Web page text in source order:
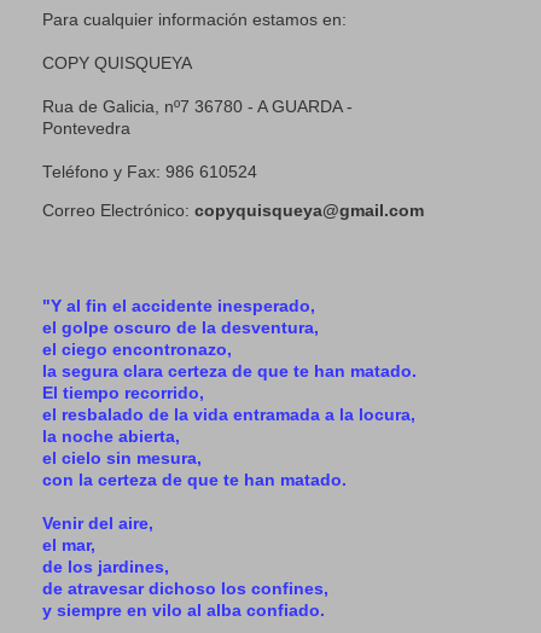
Para cualquier información estamos en:
COPY QUISQUEYA
Rua de Galicia, nº7 36780 - A GUARDA -
Pontevedra
Teléfono y Fax: 986 610524
Correo Electrónico: copyquisqueya@gmail.com
"Y al fin el accidente inesperado,
el golpe oscuro de la desventura,
el ciego encontronazo,
la segura clara certeza de que te han matado.
El tiempo recorrido,
el resbalado de la vida entramada a la locura,
la noche abierta,
el cielo sin mesura,
con la certeza de que te han matado.
Venir del aire,
el mar,
de los jardines,
de atravesar dichoso los confines,
y siempre en vilo al alba confiado.